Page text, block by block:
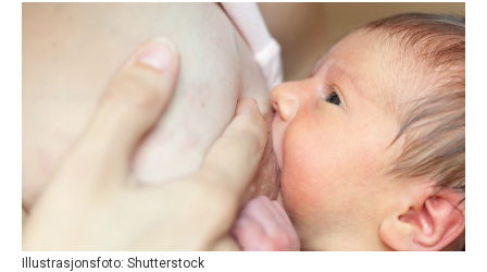
Illustrasjonsfoto: Shutterstock